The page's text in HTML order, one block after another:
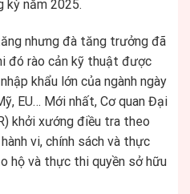
kỳ năm 2025.
nhưng đà tăng trưởng đã
đó rào cản kỹ thuật được
khẩu lớn của ngành ngày
EU… Mới nhất, Cơ quan Đại
khởi xướng điều tra theo
vi, chính sách và thực
hộ và thực thi quyền sở hữu